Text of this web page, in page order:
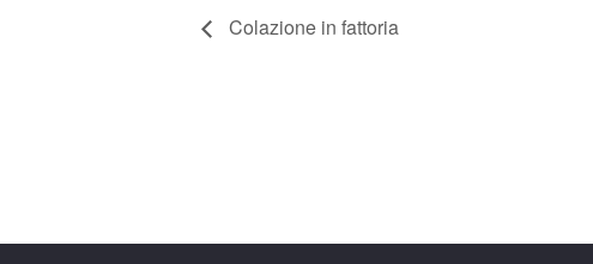
Colazione in fattoria